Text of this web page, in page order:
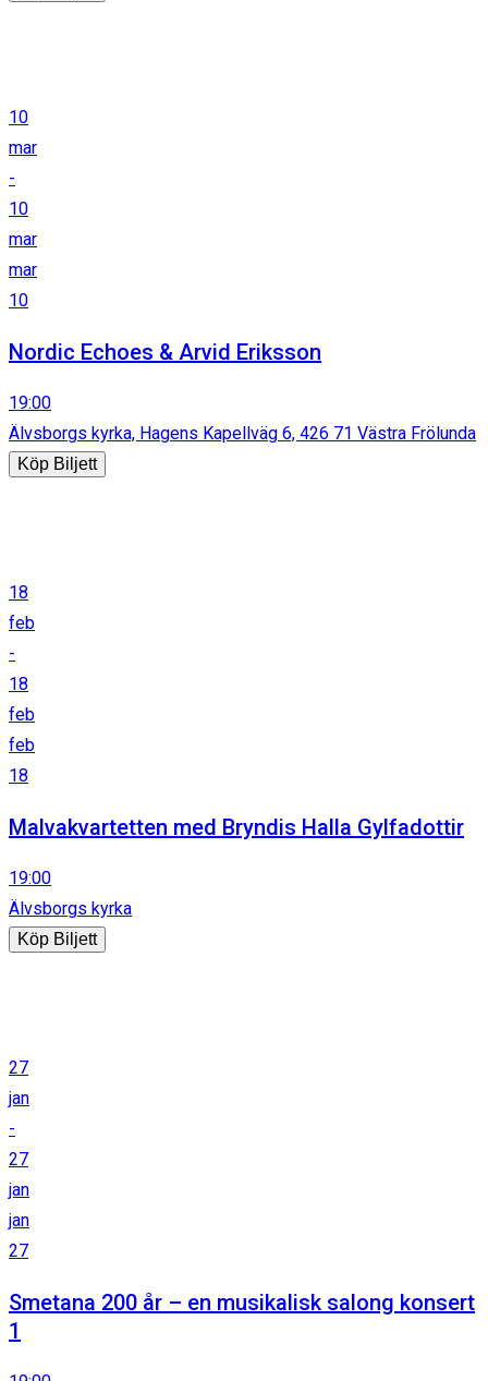
10
mar
-
10
mar
mar
10
Nordic Echoes & Arvid Eriksson
19:00
Älvsborgs kyrka, Hagens Kapellväg 6, 426 71 Västra Frölunda
Köp Biljett
18
feb
-
18
feb
feb
18
Malvakvartetten med Bryndis Halla Gylfadottir
19:00
Älvsborgs kyrka
Köp Biljett
27
jan
-
27
jan
jan
27
Smetana 200 år – en musikalisk salong konsert
1